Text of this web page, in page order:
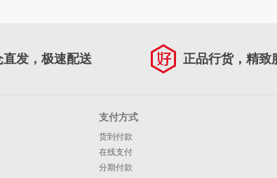
直发，极速配送 正品行货，精致
支付方式
货到付款
在线支付
分期付款